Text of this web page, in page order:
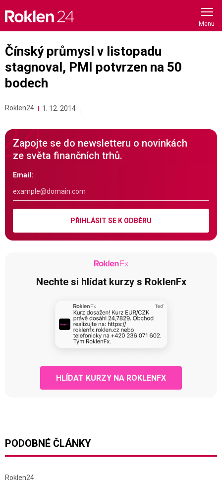
content
Čínský průmysl v listopadu
stagnoval, PMI potvrzen na 50
bodech
Roklen24 1. 12. 2014
Zapojte se do newsletteru o novinkách
ze světa finančních trhů.
Email:
PŘIHLÁSIT SE K ODBĚRU
Nechte si hlídat kurzy s RoklenFx
HLÍDAT KURZY NA ROKLENFX
PODOBNÉ ČLÁNKY
Roklen24